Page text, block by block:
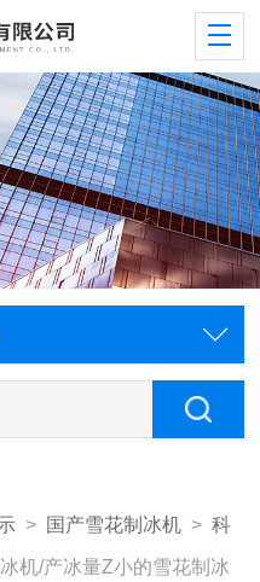
> 国产雪花制冰机 >科
机/产冰量Z小的雪花制冰